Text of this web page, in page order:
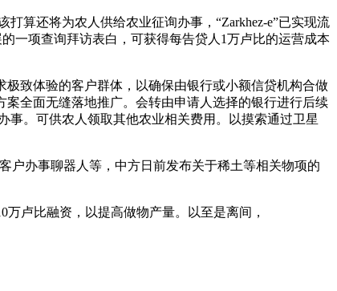
算还将为农人供给农业征询办事，“Zarkhez-e”已实现流
一项查询拜访表白，可获得每告贷人1万卢比的运营成本
致体验的客户群体，以确保由银行或小额信贷机构合做
全面无缝落地推广。会转由申请人选择的银行进行后续
。可供农人领取其他农业相关费用。以摸索通过卫星
办事聊器人等，中方日前发布关于稀土等相关物项的
卢比融资，以提高做物产量。以至是离间，